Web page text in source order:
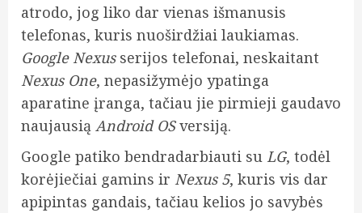
atrodo, jog liko dar vienas išmanusis
telefonas, kuris nuoširdžiai laukiamas.
Google Nexusserijos telefonai, neskaitant
Nexus One, nepasižymėjo ypatinga
aparatine įranga, tačiau jie pirmieji gaudavo
naujausią Android OSversiją.
Google patiko bendradarbiauti su LG, todėl
korėjiečiai gamins ir Nexus 5, kuris vis dar
apipintas gandais, tačiau kelios jo savybės